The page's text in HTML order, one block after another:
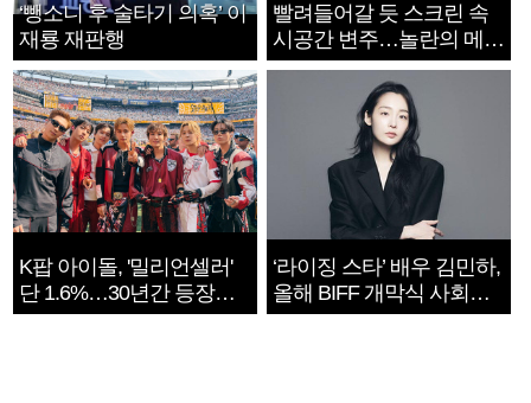
‘뺑소니 후 술타기 의혹’ 이
재룡 재판행
빨려들어갈 듯 스크린 속
시공간 변주…놀란의 메시
지는 ‘전쟁 속죄’
K팝 아이돌, '밀리언셀러'
단 1.6%…30년간 등장
1182개팀 전수조사
‘라이징 스타’ 배우 김민하,
올해 BIFF 개막식 사회자
확정